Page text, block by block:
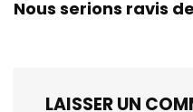
Nous serions ravis
LAISSER UN